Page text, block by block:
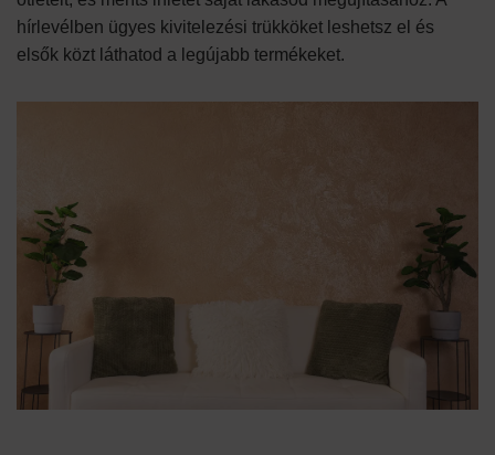
hírlevélben ügyes kivitelezési trükköket leshetsz el és
elsők közt láthatod a legújabb termékeket.